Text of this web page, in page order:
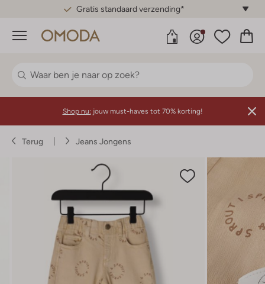
Gratis standaard verzending*
Menu
Shop nu: jouw must-haves tot 70% korting!
Terug Jeans Jongens